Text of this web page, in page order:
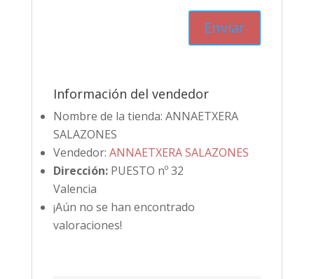
Información del vendedor
Nombre de la tienda: ANNAETXERA
SALAZONES
Vendedor: ANNAETXERA SALAZONES
Dirección: PUESTO nº 32
Valencia
¡Aún no se han encontrado
valoraciones!